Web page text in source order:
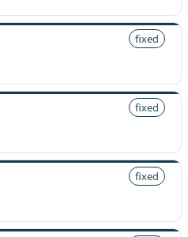
fixed
fixed
fixed